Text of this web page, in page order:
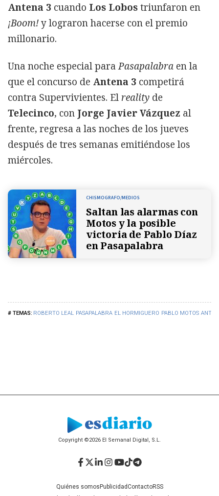
ROBERTO LEAL PASAPALABRA EL HORMIGUERO PABLO MOTOS
Antena 3 cuando Los Lobostriunfaron en
¡Boom!y lograron hacerse con el premio
millonario.
Una noche especial paraPasapalabra en la
que el concurso de Antena 3 competirá
contra Supervivientes. El reality de
Telecinco, con Jorge Javier Vázquez al
frente, regresa a las noches de los jueves
después de tres semanas emitiéndose los
miércoles.
CHISMOGRAFO/MEDIOS
Saltan las alarmas con
Motos y la posible
victoria de Pablo Díaz
en Pasapalabra
Copyright ©2026 El Semanal Digital, S.L.
Quiénes somos PublicidadContactoRSS
Facebook
Twitter
LinkedIn
Instagram
YouTube
TikTok
Telegram